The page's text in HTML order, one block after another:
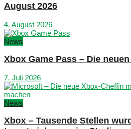
August 2026
4. August 2026
News
Xbox Game Pass – Die
7. Juli 2026
News
Xbox – Tausende Stellen